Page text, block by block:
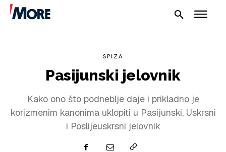
SPIZA
Pasijunski jelovnik
Kako ono što podneblje daje i prikladno je
korizmenim kanonima uklopiti u Pasijunski, Uskrsni
i Poslijeuskrsni jelovnik